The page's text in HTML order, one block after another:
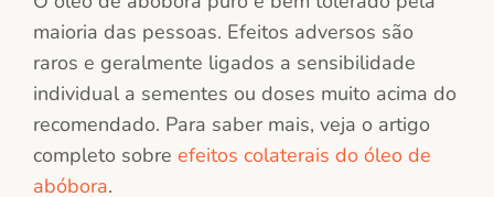
maioria das pessoas. Efeitos adversos são
raros e geralmente ligados a sensibilidade
individual a sementes ou doses muito acima do
recomendado. Para saber mais, veja o artigo
completo sobre efeitos colaterais do óleo de
abóbora.